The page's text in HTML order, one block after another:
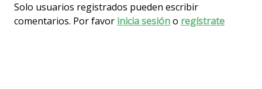
Solo usuarios registrados pueden escribir
comentarios. Por favor inicia sesióno regístrate